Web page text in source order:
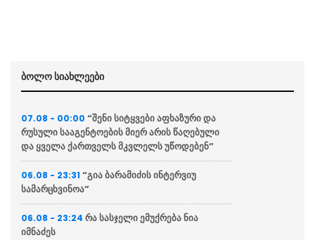
ბოლო სიახლეები
07.08 - 00:00 “შენი სიტყვები აფხაზური და
რუსული სააგენტოების მიერ არის წაღებული
და ყველა ქართველს მკვლელს უწოდებენ”
06.08 - 23:31 “გია ბარამიძის ინტერვიუ
სამარცხვინოა”
06.08 - 23:24 რა სასჯელი ემუქრება ნია
იმნაძეს